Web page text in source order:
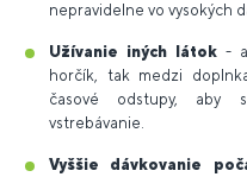
nepravidelne vo vysokých
Užívanie iných látok -
horčík, tak medzi
časové odstupy, aby
vstrebávanie.
Vyššie dávkovanie